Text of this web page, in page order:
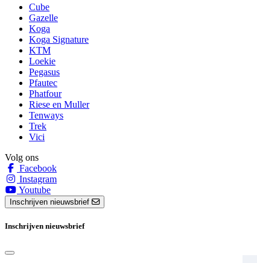
Cube
Gazelle
Koga
Koga Signature
KTM
Loekie
Pegasus
Pfautec
Phatfour
Riese en Muller
Tenways
Trek
Vici
Volg ons
Facebook
Instagram
Youtube
Inschrijven nieuwsbrief
Inschrijven nieuwsbrief